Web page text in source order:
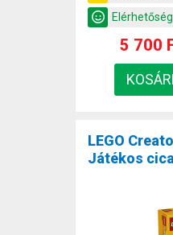
5 700
LEGO
Játékos cica